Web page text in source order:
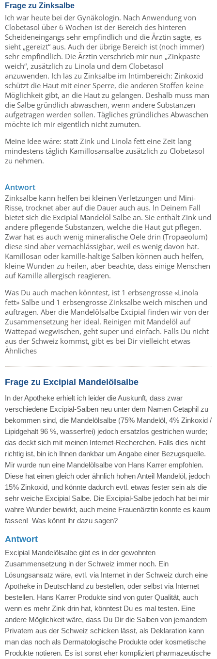
Frage zu Zinksalbe
Ich war heute bei der Gynäkologin. Nach Anwendung von
Clobetasol über 6 Wochen ist der Bereich des hinteren
Scheideneingangs sehr empfindlich und die Ärztin sagte, es
sieht „gereizt“ aus. Auch der übrige Bereich ist (noch immer)
sehr empfindlich. Die Ärztin verschrieb mir nun „Zinkpaste
weich“, zusätzlich zu Linola und dem Clobetasol
anzuwenden. Ich las zu Zinksalbe im Intimbereich: Zinkoxid
schützt die Haut mit einer Sperre, die anderen Stoffen keine
Möglichkeit gibt, an die Haut zu gelangen. Deshalb muss man
die Salbe gründlich abwaschen, wenn andere Substanzen
aufgetragen werden sollen. Tägliches gründliches Abwaschen
möchte ich mir eigentlich nicht zumuten.
Meine Idee wäre: statt Zink und Linola fett eine Zeit lang
mindestens täglich Kamillosansalbe zusätzlich zu Clobetasol
zu nehmen.
Antwort
Zinksalbe kann helfen bei kleinen Verletzungen und Mini-
Risse, trocknet aber auf die Dauer auch aus. In Deinem Fall
bietet sich die Excipial Mandelöl Salbe an. Sie enthält Zink und
andere pflegende Substanzen, welche die Haut gut pflegen.
Zwar hat es auch wenig mineralische Oele drin (Tropaeolum)
diese sind aber vernachlässigbar, weil es wenig davon hat.
Kamillosan oder kamille-haltige Salben können auch helfen,
kleine Wunden zu heilen, aber beachte, dass einige Menschen
auf Kamille allergisch reagieren.
Was Du auch machen könntest, ist 1 erbsengrosse «Linola
fett» Salbe und 1 erbsengrosse Zinksalbe weich mischen und
auftragen. Aber die Mandelölsalbe Excipial finden wir von der
Zusammensetzung her ideal. Reinigen mit Mandelöl auf
Wattepad wegwischen, geht super und einfach. Falls Du nicht
aus der Schweiz kommst, gibt es bei Dir vielleicht etwas
Ähnliches
Frage zu Excipial Mandelölsalbe
In der Apotheke erhielt ich leider die Auskunft, dass zwar
verschiedene Excipial-Salben neu unter dem Namen Cetaphil zu
bekommen sind, die Mandelölsalbe (75% Mandelöl, 4% Zinkoxid /
Lipidgehalt 96 %, wasserfrei) jedoch ersatzlos gestrichen wurde;
das deckt sich mit meinen Internet-Recherchen. Falls dies nicht
richtig ist, bin ich Ihnen dankbar um Angabe einer Bezugsquelle.
Mir wurde nun eine Mandelölsalbe von Hans Karrer empfohlen.
Diese hat einen gleich oder ähnlich hohen Anteil Mandelöl, jedoch
15% Zinkoxid, und könnte dadurch evtl. etwas fester sein als die
sehr weiche Excipial Salbe. Die Excipial-Salbe jedoch hat bei mir
wahre Wunder bewirkt, auch meine Frauenärztin konnte es kaum
fassen! Was könnt ihr dazu sagen?
Antwort
Excipial Mandelölsalbe gibt es in der gewohnten
Zusammensetzung in der Schweiz immer noch. Ein
Lösungsansatz wäre, evtl. via Internet in der Schweiz durch eine
Apotheke in Deutschland zu bestellen, oder selbst via Internet
bestellen. Hans Karrer Produkte sind von guter Qualität, auch
wenn es mehr Zink drin hat, könntest Du es mal testen. Eine
andere Möglichkeit wäre, dass Du Dir die Salben von jemandem
Privatem aus der Schweiz schicken lässt, als Deklaration kann
man das noch als Dermatologische Produkte oder kosmetische
Produkte notieren. Es ist sonst eher kompliziert pharmazeutische